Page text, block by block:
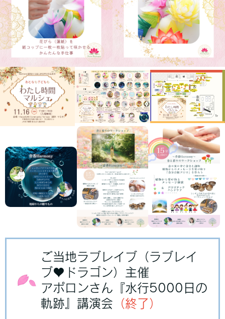
ご当地ラブレイブ（ラブレイ
ブ♥ドラゴン）主催
アポロンさん『水行5000日の
軌跡』講演会 （終了）